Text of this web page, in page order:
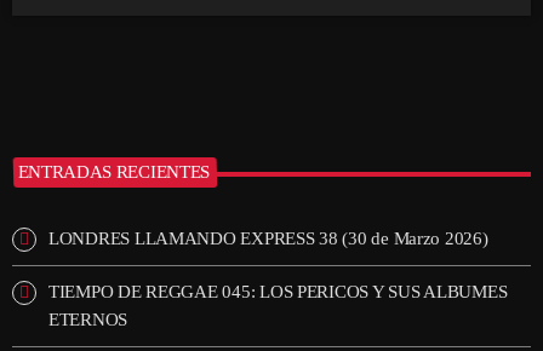
ENTRADAS RECIENTES
LONDRES LLAMANDO EXPRESS 38 (30 de Marzo 2026)
TIEMPO DE REGGAE 045: LOS PERICOS Y SUS ALBUMES
ETERNOS